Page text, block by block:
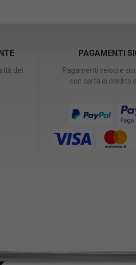
del
PAGAMENTI
Pagamenti veloci e
con carta di credito